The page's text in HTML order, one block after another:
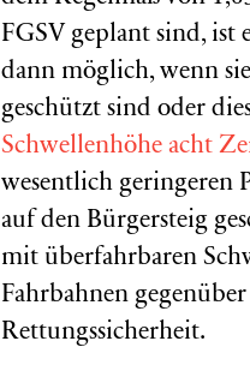
FGSV geplant sind, ist
dann möglich, wenn
geschützt sind oder
Schwellenhöhe acht
wesentlich geringeren
auf den Bürgersteig
mit überfahrbaren
Fahrbahnen
Rettungssicherheit.